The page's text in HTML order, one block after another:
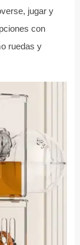
jugar y
con
ruedas y